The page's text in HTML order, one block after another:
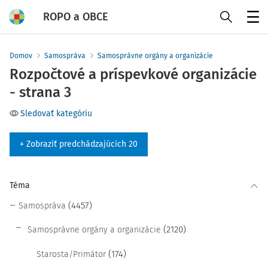
ROPO a OBCE
Domov Samospráva Samosprávne orgány a organizácie
Rozpočtové a príspevkové organizácie
- strana 3
Sledovať kategóriu
+ Zobraziť predchádzajúcich 20
Téma
Samospráva (4457)
Samosprávne orgány a organizácie (2120)
Starosta/Primátor (174)